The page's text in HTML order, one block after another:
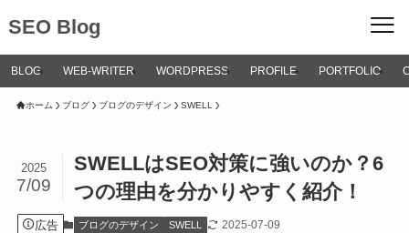
SEO Blog
BLOG WEB-WRITER WORDPRESS PROFILE PORTFOLIO
ホーム ブログ ブログのデザイン SWELL
SWELLはSEO対策に強いのか？6
つの理由を分かりやすく紹介！
2025
7/09
広告 ブログのデザイン SWELL 2025-07-09